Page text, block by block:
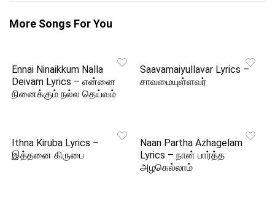
More Songs For You
Ennai Ninaikkum Nalla
Deivam Lyrics – என்னை
நினைக்கும் நல்ல தெய்வம்
Saavamaiyullavar Lyrics –
சாவமையுள்ளவர்
Ithna Kiruba Lyrics –
இத்தனை கிருபை
Naan Partha Azhagelam
Lyrics – நான் பார்த்த
அழகெல்லாம்